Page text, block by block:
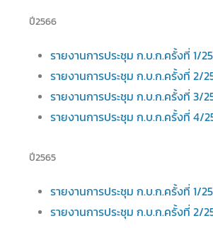
ปี2566
รายงานการประชุม ก.บ.ก.ครั้งที่ 1/
รายงานการประชุม ก.บ.ก.ครั้งที่ 2/
รายงานการประชุม ก.บ.ก.ครั้งที่ 3/
รายงานการประชุม ก.บ.ก.ครั้งที่ 4/
ปี2565
รายงานการประชุม ก.บ.ก.ครั้งที่ 1/
รายงานการประชุม ก.บ.ก.ครั้งที่ 2/